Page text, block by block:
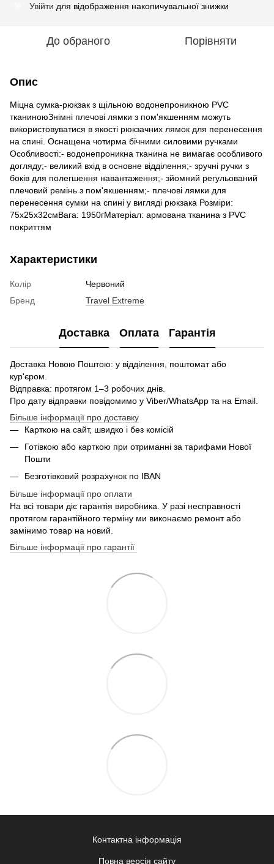
Увійти для відображення накопичувальної знижки
До обраного Порівняти
Опис
Міцна сумка-рюкзак з щільною водонепроникною PVC
тканиноюЗнімні плечові лямки з пом'якшенням можуть
використовуватися в якості рюкзачних лямок для перенесення
на спині. Оснащена чотирма бічними силовими ручками
Особливості:- водонепроникна тканина не вимагає особливого
догляду;- великий вхід в основне відділення;- зручні ручки з
боків для полегшення навантаження;- зйомний регульований
плечовий ремінь з пом'якшенням;- плечові лямки для
перенесення сумки на спині у вигляді рюкзака Розміри:
75х25х32смВага: 1950гМатеріал: армована тканина з PVC
покриттям
Характеристики
Колір
Червоний
Бренд
Travel Extreme
Доставка Оплата Гарантія
Доставка Новою Поштою: у відділення, поштомат або
кур'єром.
Відправка: протягом 1–3 робочих днів.
Про дату відправки повідомимо у Viber/WhatsApp та на Email.
Більше інформації про доставку
Карткою на сайт, швидко і без комісій
Готівкою або карткою при отриманні за тарифами Нової
Пошти
Безготівковий розрахунок по IBAN
Більше інформації про оплати
На всі товари діє гарантія виробника. У разі несправності
протягом гарантійного терміну ми виконаємо ремонт або
замінимо товар на новий.
Більше інформації про гарантії
Контактна інформація
Повна версія сайту